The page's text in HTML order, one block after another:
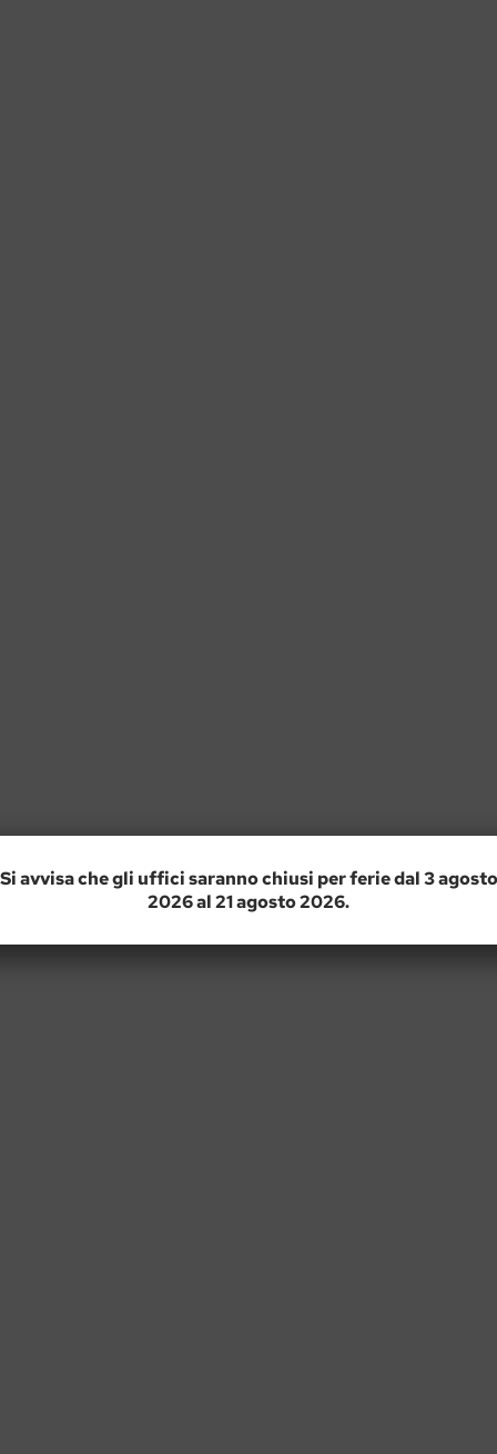
Si avvisa che gli uffici saranno chiusi per ferie dal 3 agosto
2026 al 21 agosto 2026.